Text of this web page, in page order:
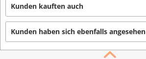
Kunden kauften auch
Kunden haben sich ebenfalls angesehen